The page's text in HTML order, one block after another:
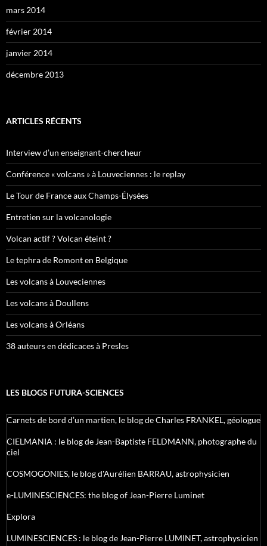
mars 2014
février 2014
janvier 2014
décembre 2013
ARTICLES RÉCENTS
Interview d’un enseignant-chercheur
Conférence « volcans » à Louveciennes : le replay
Le Tour de France aux Champs-Élysées
Entretien sur la volcanologie
Volcan actif ? Volcan éteint ?
Le tephra de Romont en Belgique
Les volcans à Louveciennes
Les volcans à Doullens
Les volcans à Orléans
38 auteurs en dédicaces à Presles
LES BLOGS FUTURA-SCIENCES
Carnets de bord d’un martien, le blog de Charles FRANKEL, géologue
CIELMANIA : le blog de Jean-Baptiste FELDMANN, photographe du
ciel
COSMOGONIES, le blog d'Aurélien BARRAU, astrophysicien
e-LUMINESCIENCES: the blog of Jean-Pierre Luminet
Explora
LUMINESCIENCES : le blog de Jean-Pierre LUMINET, astrophysicien